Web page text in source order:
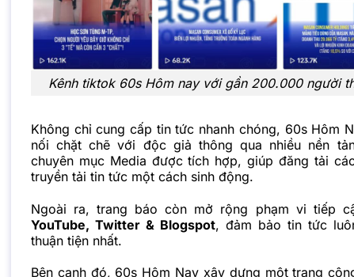
Kênh tiktok 60s Hôm nay với gần 200.000 người
Không chỉ cung cấp tin tức nhanh chóng, 60s Hôm
nối chặt chẽ với độc giả thông qua nhiều nền
chuyên mục Media được tích hợp, giúp đăng tải
truyền tải tin tức một cách sinh động.
Ngoài ra, trang báo còn mở rộng phạm vi tiếp
YouTube, Twitter& Blogspot, đảm bảo tin tức
thuận tiện nhất.
Bên cạnh đó, 60s Hôm Nay xây dựng một trang